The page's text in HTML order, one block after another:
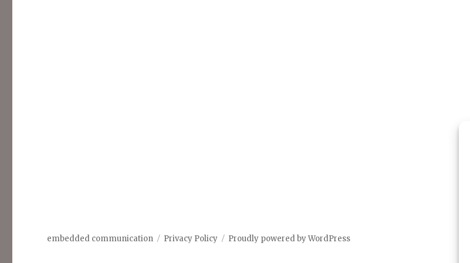
embedded communication Privacy Policy Proudly powered by WordPress